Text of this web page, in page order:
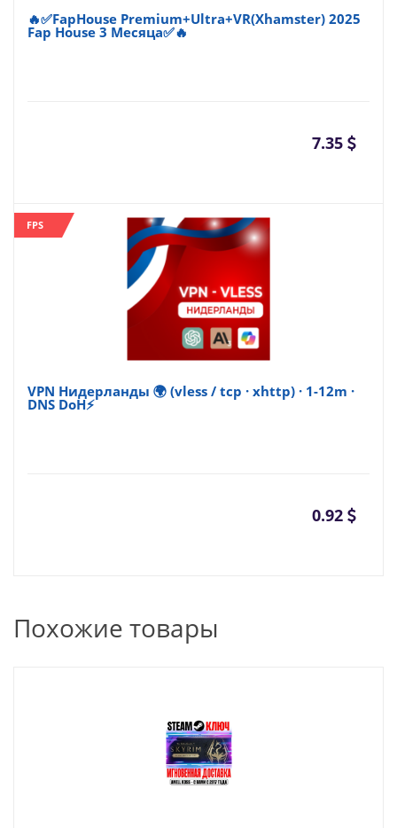
🔥✅FapHouse Premium+Ultra+VR(Xhamster) 2025
Fap House 3 Месяца✅🔥
7.35
FPS
VPN Нидерланды 🌍 (vless / tcp · xhttp) · 1-12m ·
DNS DoH⚡
0.92
Похожие товары